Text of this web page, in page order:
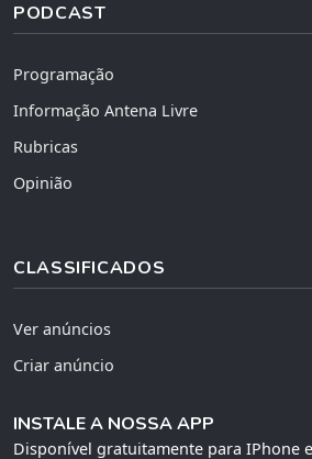
PODCAST
Programação
Informação Antena Livre
Rubricas
Opinião
CLASSIFICADOS
Ver anúncios
Criar anúncio
INSTALE A NOSSA APP
Disponível gratuitamente para IPhone